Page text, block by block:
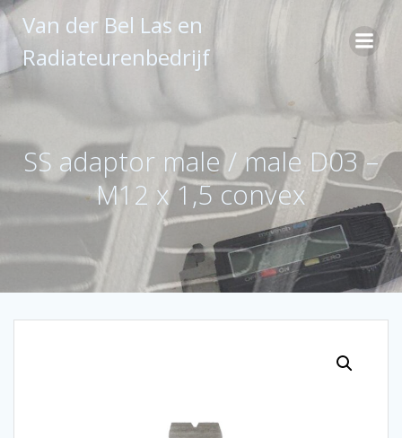
Ga
naar
inhoud
Van der Bel Las en
Radiateurenbedrijf
SS adaptor male / male D03 –
M12 x 1,5 convex